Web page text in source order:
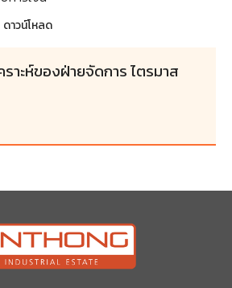
ดาวน์โหลด
ราะห์ของฝ่ายจัดการ ไตรมาส